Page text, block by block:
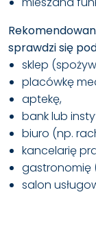
sprawdzi się
sklep
placówkę
aptekę,
bank lub
biuro (np.
kancelarię
gastronomię
salon